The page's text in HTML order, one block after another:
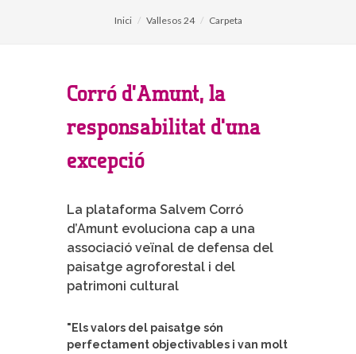
Inici Vallesos 24 Carpeta
Corró d’Amunt, la
responsabilitat d'una
excepció
La plataforma Salvem Corró
d’Amunt evoluciona cap a una
associació veïnal de defensa del
paisatge agroforestal i del
patrimoni cultural
"Els valors del paisatge són
perfectament objectivables i van molt